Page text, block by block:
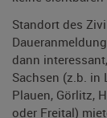
Standort des
dann
Sachsen (z.b. in
Plauen, Görlitz,
oder Freital)